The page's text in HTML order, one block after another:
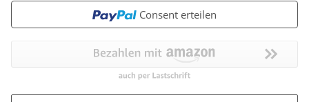
Consent erteilen